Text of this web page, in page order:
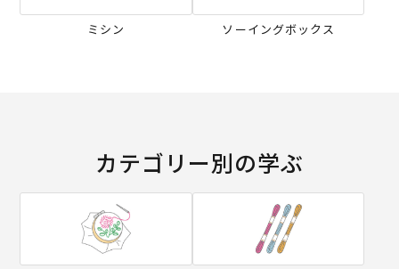
ミシン ソーイングボックス
カテゴリー別の学ぶ